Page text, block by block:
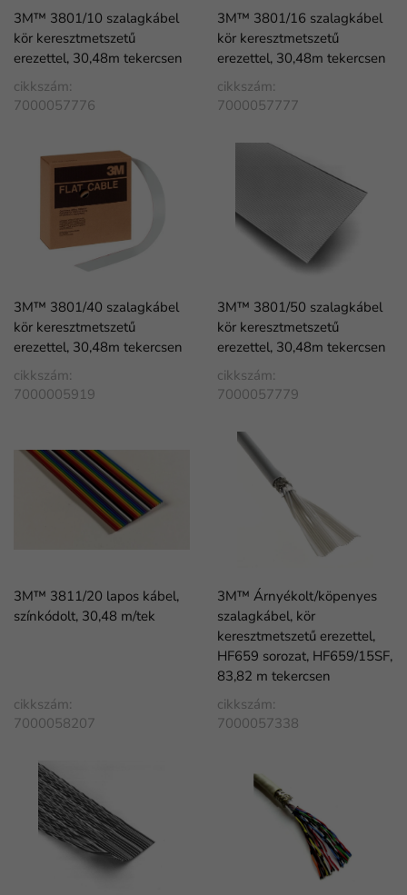
3M™ 3801/10 szalagkábel
kör keresztmetszetű
erezettel, 30,48m tekercsen
cikkszám:
7000057776
3M™ 3801/16 szalagkábel
kör keresztmetszetű
erezettel, 30,48m tekercsen
cikkszám:
7000057777
3M™ 3801/40 szalagkábel
kör keresztmetszetű
erezettel, 30,48m tekercsen
cikkszám:
7000005919
3M™ 3801/50 szalagkábel
kör keresztmetszetű
erezettel, 30,48m tekercsen
cikkszám:
7000057779
3M™ 3811/20 lapos kábel,
színkódolt, 30,48 m/tek
cikkszám:
7000058207
3M™ Árnyékolt/köpenyes
szalagkábel, kör
keresztmetszetű erezettel,
HF659 sorozat, HF659/15SF,
83,82 m tekercsen
cikkszám:
7000057338